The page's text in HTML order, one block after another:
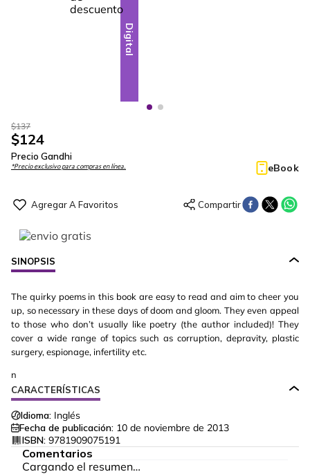
Digital
$137
$124
Precio Gandhi
*Precio exclusivo para compras en línea. eBook
SINOPSIS
The quirky poems in this book are easy to read and aim to cheer you
up, so necessary in these days of doom and gloom. They even appeal
to those who don’t usually like poetry (the author included)! They
cover a wide range of topics such as corruption, depravity, plastic
surgery, espionage, infertility etc.
n
CARACTERÍSTICAS
Idioma: Inglés
Fecha de publicación: 10 de noviembre de 2013
ISBN: 9781909075191
Comentarios
Cargando el resumen…